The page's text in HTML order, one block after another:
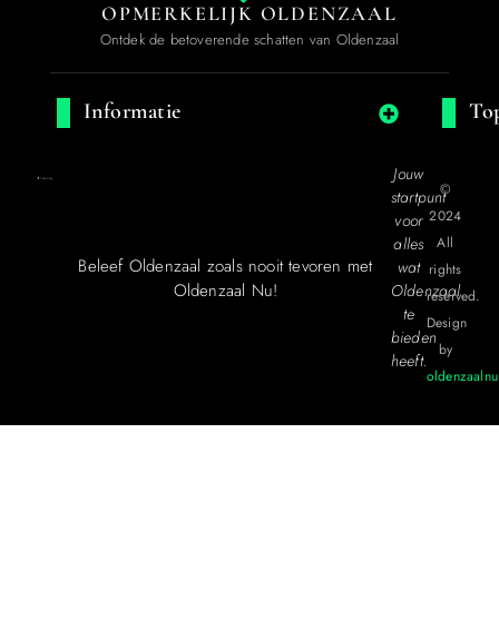
OPMERKELIJK OLDENZAAL
Ontdek de betoverende schatten van Oldenzaal
Informatie
Beleef Oldenzaal zoals nooit tevoren met
Oldenzaal Nu!
Jouw
startpunt
voor
alles
wat
Oldenzaal
te
bieden
heeft.
©
2024
All
rights
reserved.
Design
by